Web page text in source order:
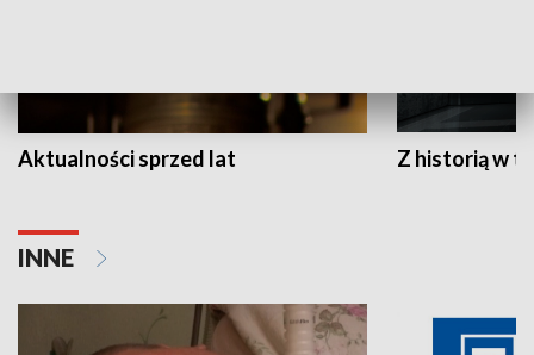
Aktualności sprzed lat Z historią w
INNE